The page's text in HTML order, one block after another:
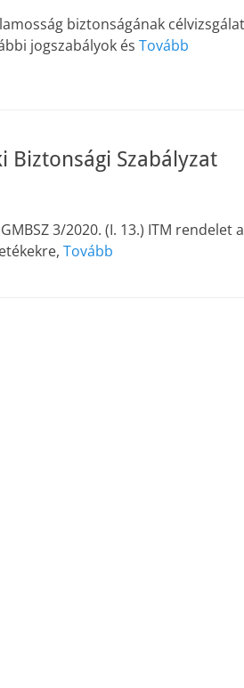
biztonságának
jogszabályok és Tovább
Biztonsági Szabályzat
3/2020. (I. 13.) ITM rendelet a
Tovább